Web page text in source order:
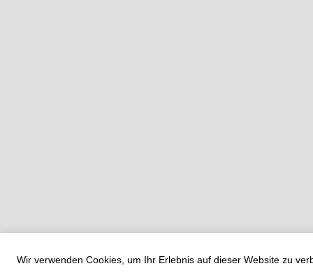
Wir verwenden Cookies, um Ihr Erlebnis auf dieser Website zu